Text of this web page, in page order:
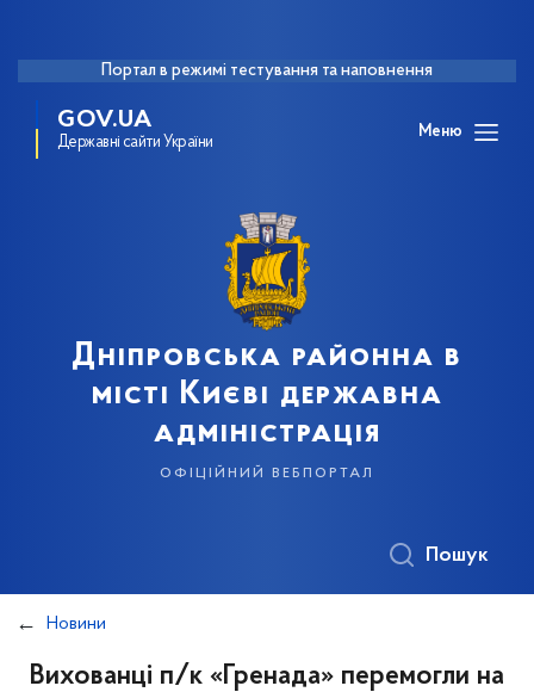
Портал в режимі тестування та наповнення
GOV.UA
Державні сайти України
Меню
Дніпровська районна в
місті Києві державна
адміністрація
офіційний вебпортал
Пошук
Новини
Вихованці п/к «Гренада» перемогли на